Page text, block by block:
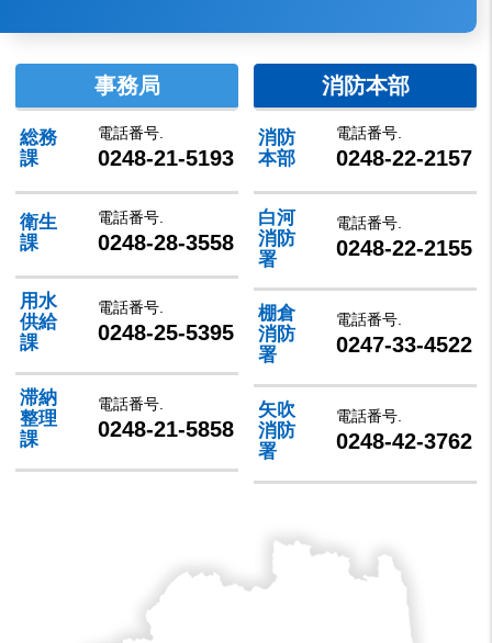
事務局
総務
課
電話番号.
0248-21-5193
衛生
課
電話番号.
0248-28-3558
用水
供給
課
電話番号.
0248-25-5395
滞納
整理
課
電話番号.
0248-21-5858
消防本部
消防
本部
電話番号.
0248-22-2157
白河
消防
署
電話番号.
0248-22-2155
棚倉
消防
署
電話番号.
0247-33-4522
矢吹
消防
署
電話番号.
0248-42-3762